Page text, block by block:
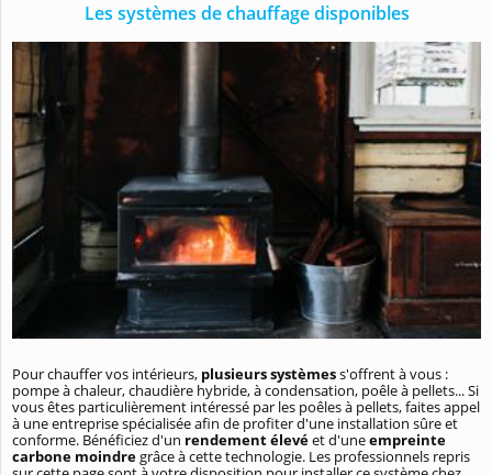
Les systèmes de chauffage disponibles
Pour chauffer vos intérieurs, plusieurs systèmess'offrent à vous :
pompe à chaleur, chaudière hybride, à condensation, poêle à pellets... Si
vous êtes particulièrement intéressé par les poêles à pellets, faites appel
à une entreprise spécialisée afin de profiter d'une installation sûre et
conforme. Bénéficiez d'un rendement élevéet d'uneempreinte
carbone moindregrâce à cette technologie. Les professionnels repris